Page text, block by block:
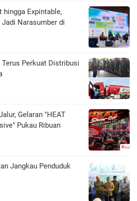
hingga Expintable,
Narasumber di
Perkuat Distribusi
Gelaran "HEAT
Pukau Ribuan
Jangkau Penduduk